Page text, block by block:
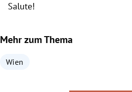
Salute!
Mehr zum Thema
Wien